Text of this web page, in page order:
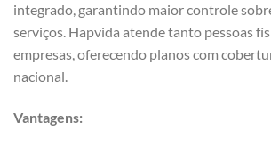
integrado, garantindo maior controle
serviços. Hapvida atende tanto pessoas
empresas, oferecendo planos com
nacional.
Vantagens: